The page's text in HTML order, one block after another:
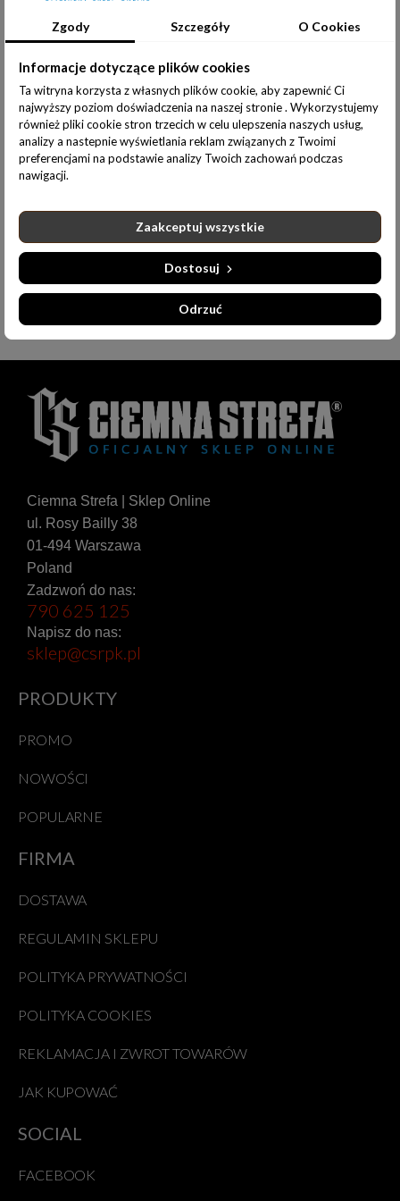
Udostępnij:
MATERIAŁ:
95% BAWEŁNA 5% ELASTAN
Ciemna Strefa | Sklep Online
ul. Rosy Bailly 38
01-494 Warszawa
Poland
Zadzwoń do nas:
790 625 125
Napisz do nas:
sklep@csrpk.pl
PRODUKTY
PROMO
NOWOŚCI
POPULARNE
FIRMA
DOSTAWA
REGULAMIN SKLEPU
POLITYKA PRYWATNOŚCI
POLITYKA COOKIES
REKLAMACJA I ZWROT TOWARÓW
JAK KUPOWAĆ
SOCIAL
FACEBOOK
Zgody Szczegóły O Cookies
Informacje dotyczące plików cookies
Ta witryna korzysta z własnych plików cookie, aby zapewnić Ci
najwyższy poziom doświadczenia na naszej stronie . Wykorzystujemy
również pliki cookie stron trzecich w celu ulepszenia naszych usług,
analizy a nastepnie wyświetlania reklam związanych z Twoimi
preferencjami na podstawie analizy Twoich zachowań podczas
nawigacji.
Odrzuć
Dostosuj
Zaakceptuj wszystkie